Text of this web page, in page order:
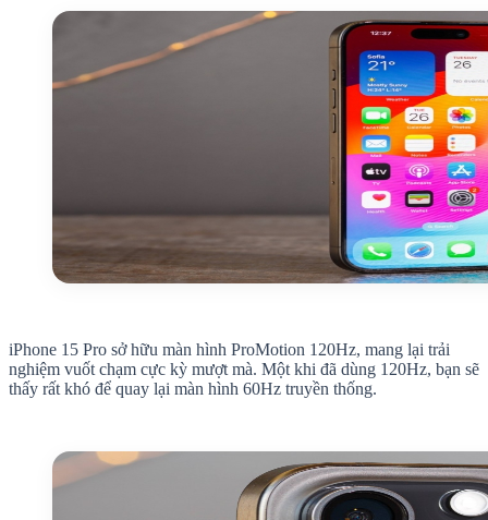
iPhone 15 Pro sở hữu màn hình ProMotion 120Hz, mang lại trải
nghiệm vuốt chạm cực kỳ mượt mà. Một khi đã dùng 120Hz, bạn sẽ
thấy rất khó để quay lại màn hình 60Hz truyền thống.